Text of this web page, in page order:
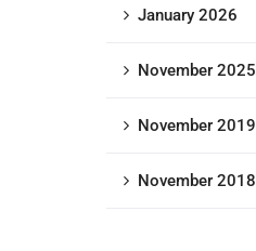
January 2026
November 2025
November 2019
November 2018